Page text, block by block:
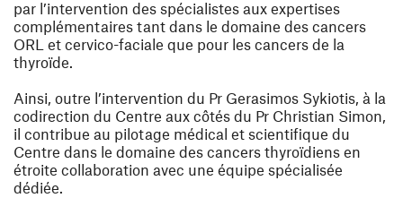
par l’intervention des spécialistes aux expertises
complémentaires tant dans le domaine des cancers
ORL et cervico-faciale que pour les cancers de la
thyroïde.
Ainsi, outre l’intervention du Pr Gerasimos Sykiotis, à la
codirection du Centre aux côtés du Pr Christian Simon,
il contribue au pilotage médical et scientifique du
Centre dans le domaine des cancers thyroïdiens en
étroite collaboration avec une équipe spécialisée
dédiée.